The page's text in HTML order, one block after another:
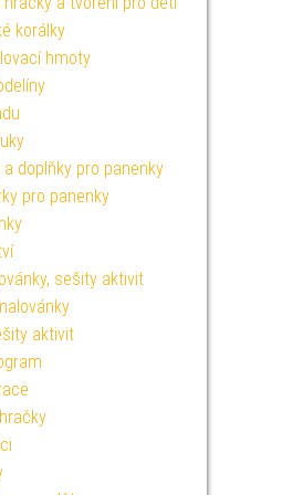
korálky
hmoty
a doplňky pro panenky
pro panenky
sešity aktivit
aktivit